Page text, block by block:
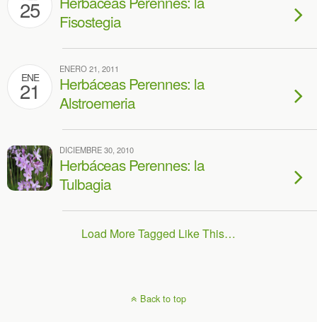
25
Fisostegia
ENE
21
ENERO 21, 2011
Herbáceas Perennes: la
Alstroemeria
DICIEMBRE 30, 2010
Herbáceas Perennes: la
Tulbagia
Load More Tagged Like This…
Back to top